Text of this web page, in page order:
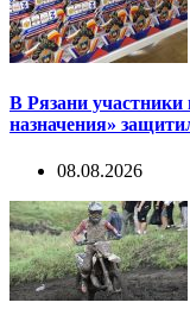
В Рязани участники
назначения»
08.08.2026